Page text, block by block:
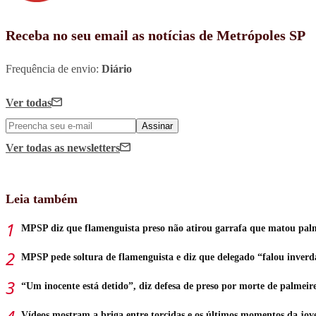
Receba no seu email as notícias de Metrópoles SP
Frequência de envio: Diário
Ver todas
Assinar
Ver todas as newsletters
Leia também
MPSP diz que flamenguista preso não atirou garrafa que matou
MPSP pede soltura de flamenguista e diz que delegado “falou
“Um inocente está detido”, diz defesa de preso por morte de